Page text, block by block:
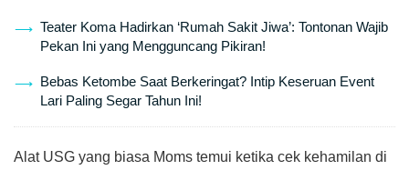
Teater Koma Hadirkan ‘Rumah Sakit Jiwa’: Tontonan Wajib
Pekan Ini yang Mengguncang Pikiran!
Bebas Ketombe Saat Berkeringat? Intip Keseruan Event
Lari Paling Segar Tahun Ini!
Alat USG yang biasa Moms temui ketika cek kehamilan di